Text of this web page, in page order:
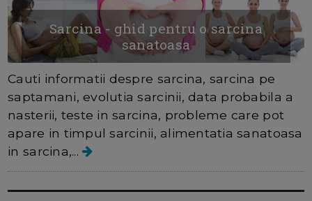
Sarcina - ghid pentru o sarcina
sanatoasa
Cauti informatii despre sarcina, sarcina pe
saptamani, evolutia sarcinii, data probabila a
nasterii, teste in sarcina, probleme care pot
apare in timpul sarcinii, alimentatia sanatoasa
in sarcina,...